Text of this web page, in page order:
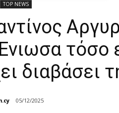
TOP NEWS
τόσο
διαβάσει
05/12/2025